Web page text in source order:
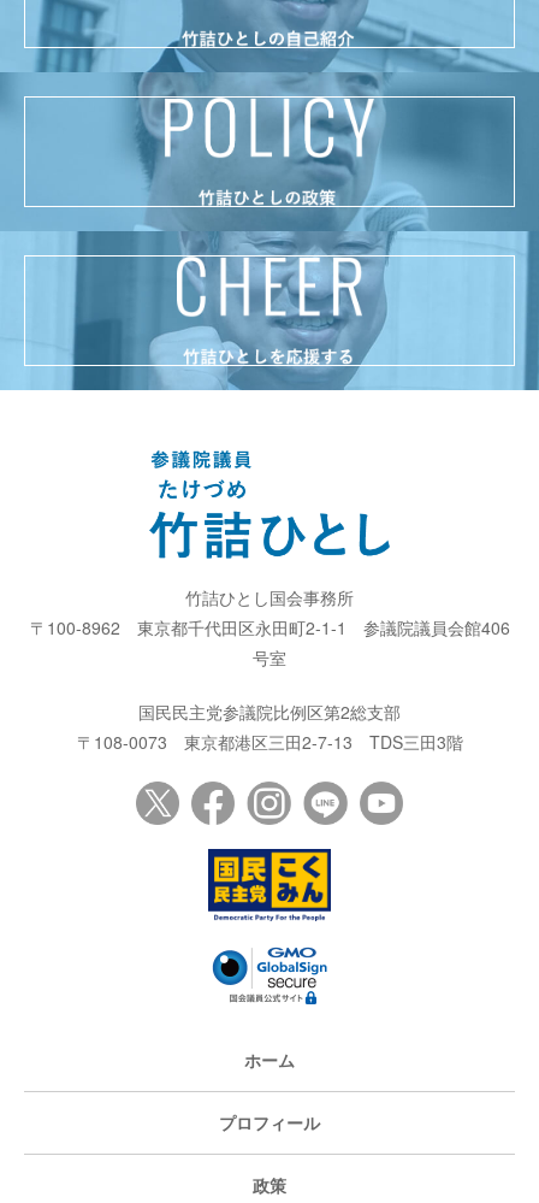
竹詰ひとし国会事務所
〒100-8962
東京都千代田区永田町2-1-1
参議院議員会館406
号室
国民民主党参議院比例区第2総支部
〒108-0073
東京都港区三田2-7-13 TDS三田3階
ホーム
プロフィール
政策